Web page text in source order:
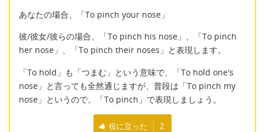
あなたの場合、「To pinch your nose」
彼/彼女/彼らの場合、「To pinch his nose」、「To pinch
her nose」、「To pinch their noses」と表現します。
「To hold」も「つまむ」という意味で、「To hold one's
nose」と言っても全然通じますが、普段は「To pinch my
nose」というので、「To pinch」で表現しましょう。
役に立った 2